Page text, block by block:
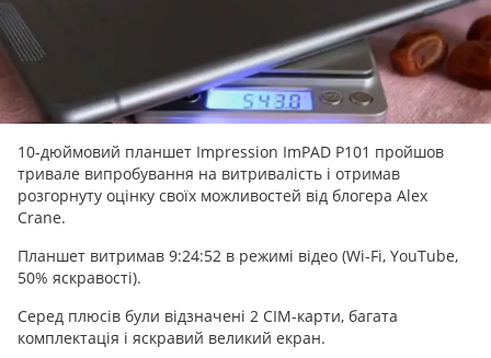
10-дюймовий планшет Impression ImPAD P101 пройшов
тривале випробування на витривалість і отримав
розгорнуту оцінку своїх можливостей від блогера Alex
Crane.
Планшет витримав 9:24:52 в режимі відео (Wi-Fi, YouTube,
50% яскравості).
Серед плюсів були відзначені 2 СІМ-карти, багата
комплектація і яскравий великий екран.